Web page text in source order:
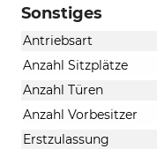
Sonstiges
Antriebsart
Anzahl Sitzplätze
Anzahl Türen
Anzahl Vorbesitzer
Erstzulassung